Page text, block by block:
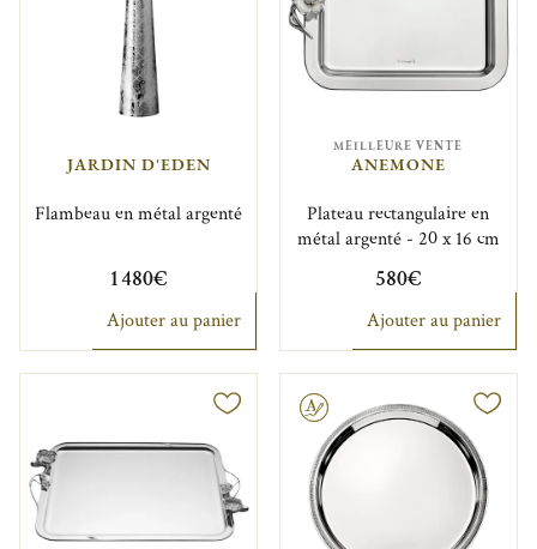
JARDIN D'EDEN
Flambeau en métal argenté
1 480€
Ajouter au panier
MEILLEURE VENTE
ANEMONE
Plateau rectangulaire en
métal argenté - 20 x 16 cm
580€
Ajouter au panier
Gravable